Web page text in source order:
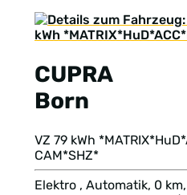
CUPRA
Born
VZ 79 kWh
CAM*SHZ*
Elektro , Automatik, 0